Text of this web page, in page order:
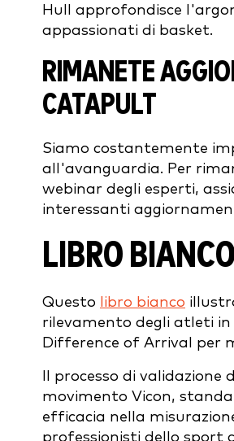
Hull approfondisce
appassionati di basket.
RIMANETE
CATAPULT
Siamo costantemente
all'avanguardia. Per
webinar degli esperti,
interessanti
LIBRO
Questo libro bianco
rilevamento degli atleti
Difference of Arrival per
Il processo di
movimento Vicon,
efficacia nella
professionisti dello sport